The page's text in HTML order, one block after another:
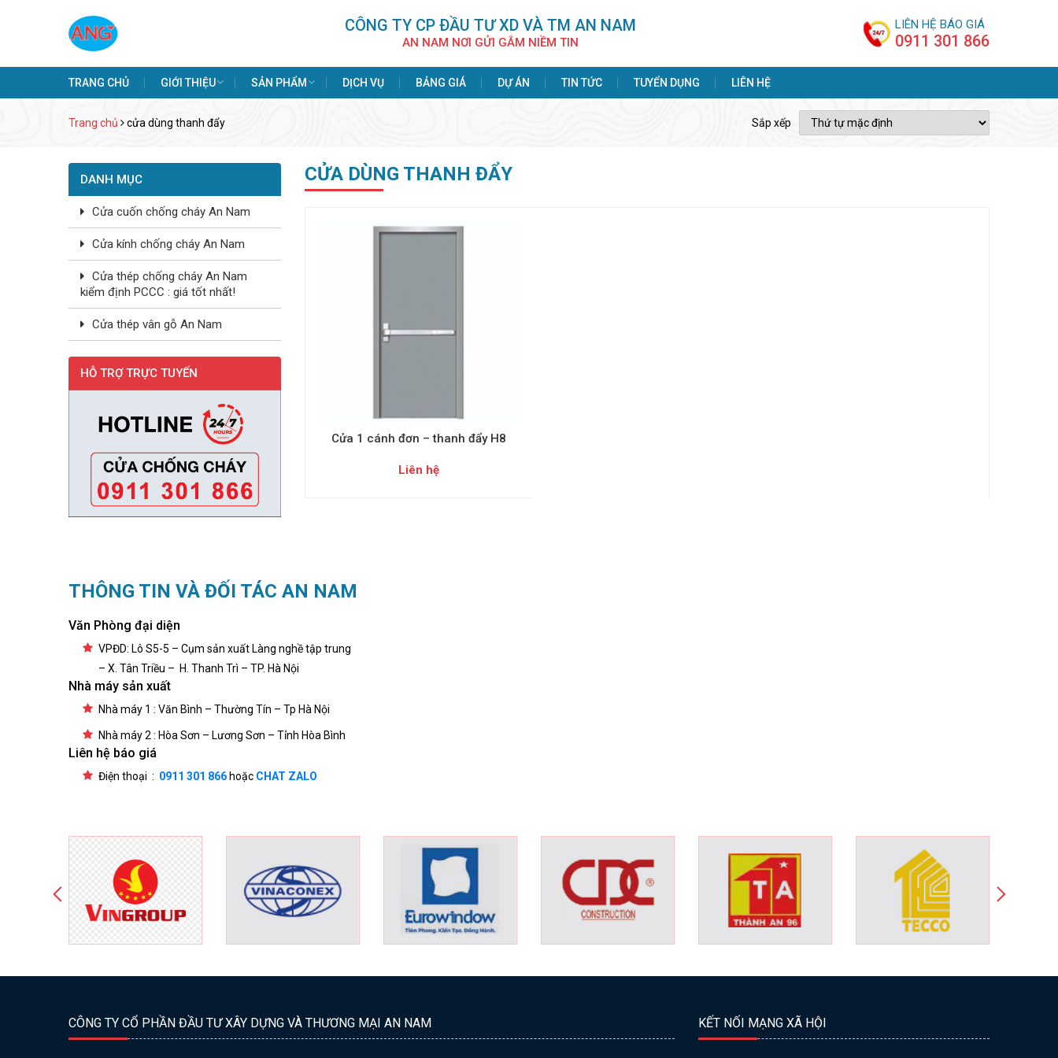
CÔNG TY CP ÐẦU TƯ XD VÀ TM AN NAM
AN NAM NƠI GỬI GẮM NIỀM TIN
LIÊN HỆ BÁO GIÁ
0911 301 866
TRANG CHỦ GIỚI THIỆU SẢN PHẨM DỊCH VỤ BẢNG GIÁ DỰ ÁN TIN TỨC TUYỂN DỤNG LIÊN HỆ
Trang chủ cửa dùng thanh đẩy Sắp xếp
DANH MỤC
Cửa cuốn chống cháy An Nam
Cửa kính chống cháy An Nam
Cửa thép chống cháy An Nam
kiểm định PCCC : giá tốt nhất!
Cửa thép vân gỗ An Nam
HỖ TRỢ TRỰC TUYẾN
CỬA DÙNG THANH ĐẨY
Cửa 1 cánh đơn – thanh đẩy H8
Liên hệ
THÔNG TIN VÀ ĐỐI TÁC AN NAM
Văn Phòng đại diện
VPĐD: Lô S5-5 – Cụm sản xuất Làng nghề tập trung
– X. Tân Triều – H. Thanh Trì – TP. Hà Nội
Nhà máy sản xuất
Nhà máy 1 : Văn Bình – Thường Tín – Tp Hà Nội
Nhà máy 2 : Hòa Sơn – Lương Sơn – Tỉnh Hòa Bình
Liên hệ báo giá
Điện thoại : 0911 301 866 hoặc CHAT ZALO
CÔNG TY CỔ PHẦN ĐẦU TƯ XÂY DỰNG VÀ THƯƠNG MẠI AN NAM KẾT NỐI MẠNG XÃ HỘI